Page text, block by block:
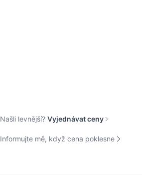
Našli levnější? Vyjednávat ceny
Informujte mě, když cena poklesne